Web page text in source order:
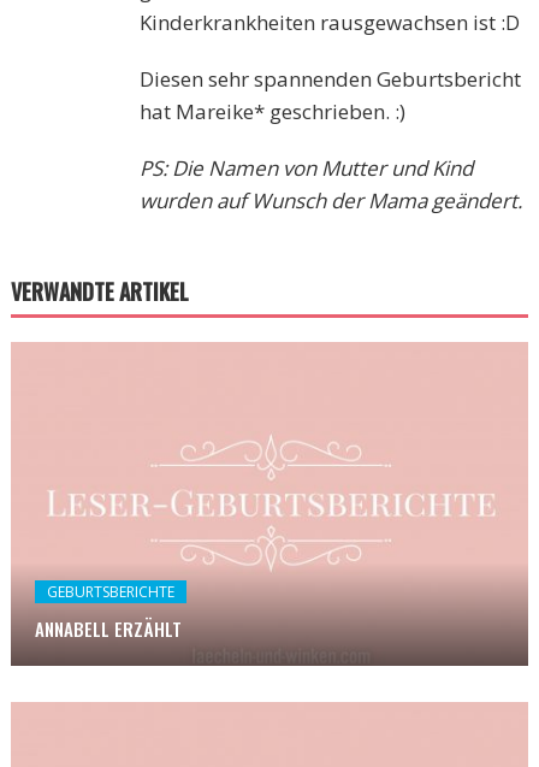
Kinderkrankheiten rausgewachsen ist :D
Diesen sehr spannenden Geburtsbericht
hat Mareike* geschrieben. :)
PS: Die Namen von Mutter und Kind
wurden auf Wunsch der Mama geändert.
VERWANDTE ARTIKEL
GEBURTSBERICHTE
ANNABELL ERZÄHLT